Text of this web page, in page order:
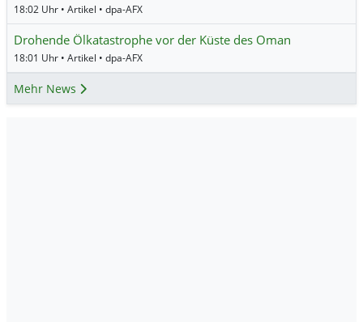
18:02 Uhr • Artikel • dpa-AFX
Drohende Ölkatastrophe vor der Küste des Oman
18:01 Uhr • Artikel • dpa-AFX
Mehr News